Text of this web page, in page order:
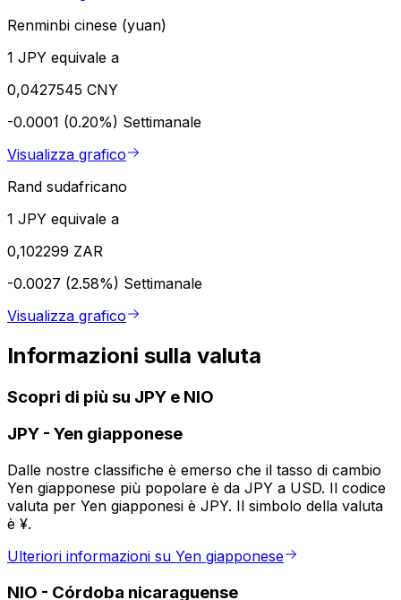
Renminbi cinese (yuan)
1 JPY equivale a
0,0427545 CNY
-0.0001 (0.20%) Settimanale
Visualizza grafico
Rand sudafricano
1 JPY equivale a
0,102299 ZAR
-0.0027 (2.58%) Settimanale
Visualizza grafico
Informazioni sulla valuta
Scopri di più su JPY e NIO
JPY - Yen giapponese
Dalle nostre classifiche è emerso che il tasso di cambio
Yen giapponese più popolare è da JPY a USD. Il codice
valuta per Yen giapponesi è JPY. Il simbolo della valuta
è ¥.
Ulteriori informazioni su Yen giapponese
NIO - Córdoba nicaraguense